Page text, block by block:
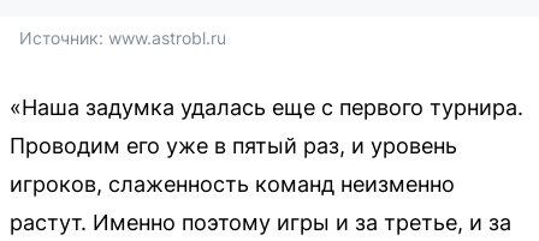
Источник: www.astrobl.ru
«Наша задумка удалась еще с первого турнира.
Проводим его уже в пятый раз, и уровень
игроков, слаженность команд неизменно
растут. Именно поэтому игры и за третье, и за